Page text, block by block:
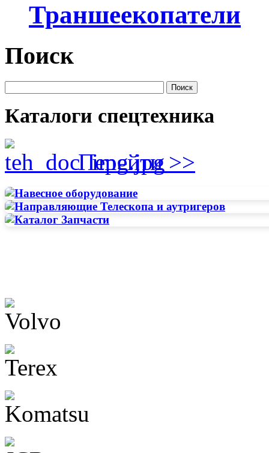
Траншеекопатели
Поиск
Каталоги спецтехника
Перейти >>